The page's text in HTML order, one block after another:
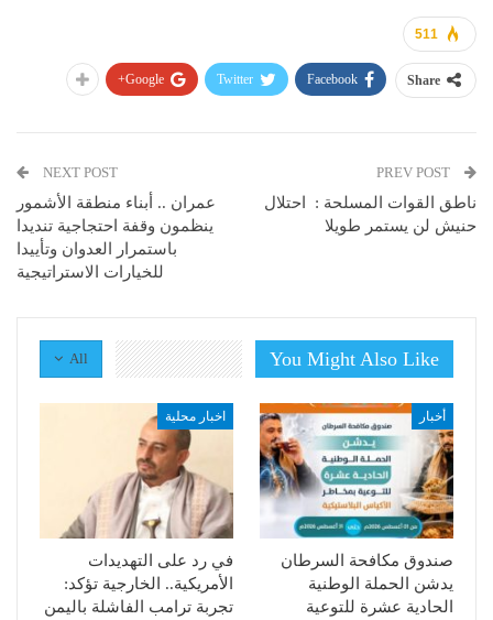
511
Share
Facebook
Twitter
Google+
ناطق القوات المسلحة : احتلال
حنيش لن يستمر طويلا
NEXT POST
عمران .. أبناء منطقة الأشمور
ينظمون وقفة احتجاجية تنديدا
باستمرار العدوان وتأييدا
للخيارات الاستراتيجية
All You Might Also Like
أخبار
صندوق مكافحة السرطان
يدشن الحملة الوطنية
الحادية عشرة للتوعية
اخبار محلية
في رد على التهديدات
الأمريكية.. الخارجية تؤكد:
تجربة ترامب الفاشلة باليمن